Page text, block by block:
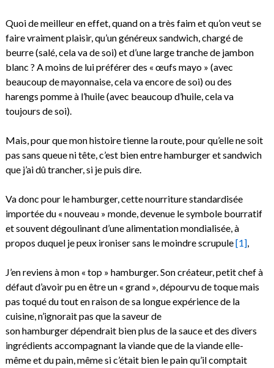
Quoi de meilleur en effet, quand on a très faim et qu’on veut se
faire vraiment plaisir, qu’un généreux sandwich, chargé de
beurre (salé, cela va de soi) et d’une large tranche de jambon
blanc ? A moins de lui préférer des « œufs mayo » (avec
beaucoup de mayonnaise, cela va encore de soi) ou des
harengs pomme à l’huile (avec beaucoup d’huile, cela va
toujours de soi).
Mais, pour que mon histoire tienne la route, pour qu’elle ne soit
pas sans queue ni tête, c’est bien entre hamburger et sandwich
que j’ai dû trancher, si je puis dire.
Va donc pour le hamburger, cette nourriture standardisée
importée du « nouveau » monde, devenue le symbole bourratif
et souvent dégoulinant d’une alimentation mondialisée, à
propos duquel je peux ironiser sans le moindre scrupule[1],
J’en reviens à mon « top » hamburger. Son créateur, petit chef à
défaut d’avoir pu en être un « grand », dépourvu de toque mais
pas toqué du tout en raison de sa longue expérience de la
cuisine, n’ignorait pas que la saveur de
son hamburger dépendrait bien plus de la sauce et des divers
ingrédients accompagnant la viande que de la viande elle-
même et du pain, même si c’était bien le pain qu’il comptait